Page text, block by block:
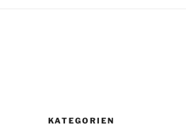
KATEGORIEN